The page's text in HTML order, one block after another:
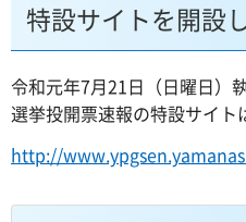
特設サイトを開設
令和元年7月21日（日曜日）
選挙投開票速報の特設サイト
http://